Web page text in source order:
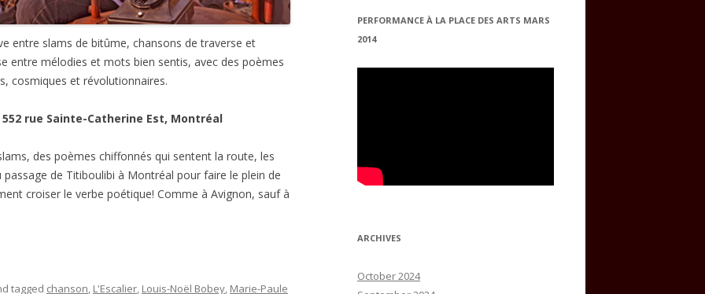
entre slams de bitûme, chansons de traverse et
entre mélodies et mots bien sentis, avec des poèmes
cosmiques et révolutionnaires.
552 rue Sainte-Catherine Est, Montréal
des poèmes chiffonnés qui sentent la route, les
de Titiboulibi à Montréal pour faire le plein de
croiser le verbe poétique! Comme à Avignon, sauf à
tagged chanson, L'Escalier, Louis-Noël Bobey, Marie-Paule
PERFORMANCE À LA PLACE DES ARTS MARS
2014
ARCHIVES
October 2024